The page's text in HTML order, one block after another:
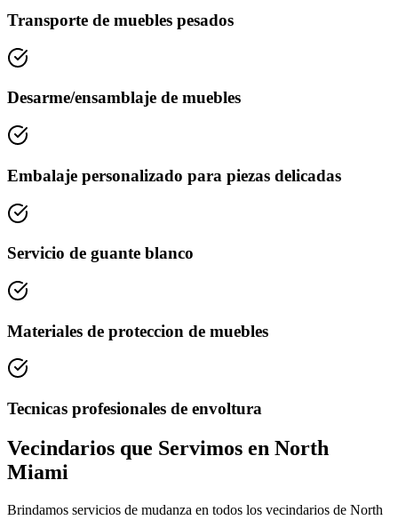
Transporte de muebles pesados
Desarme/ensamblaje de muebles
Embalaje personalizado para piezas delicadas
Servicio de guante blanco
Materiales de proteccion de muebles
Tecnicas profesionales de envoltura
Vecindarios que Servimos en North
Miami
Brindamos servicios de mudanza en todos los vecindarios de North